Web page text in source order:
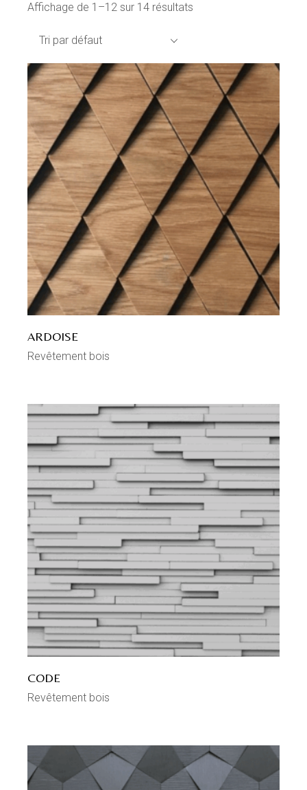
Affichage de 1–12 sur 14 résultats
Tri par défaut
ARDOISE
Revêtement bois
CODE
Revêtement bois